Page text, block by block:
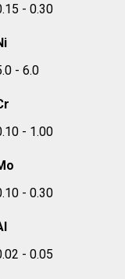
- 0.30
- 6.0
- 1.00
- 0.30
- 0.05